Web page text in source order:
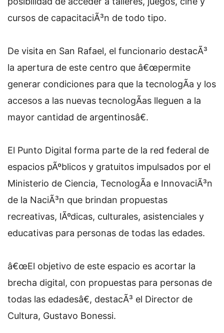
cursos de capacitaciÃ³n de todo tipo.
De visita en San Rafael, el funcionario destacÃ³
la apertura de este centro que â€œpermite
generar condiciones para que la tecnologÃ­a y los
accesos a las nuevas tecnologÃ­as lleguen a la
mayor cantidad de argentinosâ€.
El Punto Digital forma parte de la red federal de
espacios pÃºblicos y gratuitos impulsados por el
Ministerio de Ciencia, TecnologÃ­a e InnovaciÃ³n
de la NaciÃ³n que brindan propuestas
recreativas, lÃºdicas, culturales, asistenciales y
educativas para personas de todas las edades.
â€œEl objetivo de este espacio es acortar la
brecha digital, con propuestas para personas de
todas las edadesâ€, destacÃ³ el Director de
Cultura, Gustavo Bonessi.